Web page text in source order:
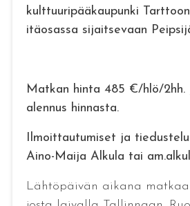
kulttuuripääkaupunki
itäosassa sijaitsevaan
Matkan hinta 485 €/hlö/2hh.
alennus hinnasta.
Ilmoittautumiset ja
Aino-Maija Alkula tai
Lähtöpäivän aikana